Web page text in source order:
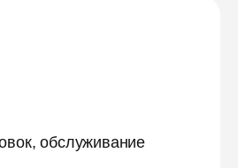
обслуживание